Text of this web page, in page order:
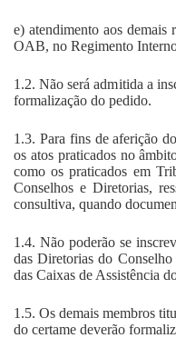
e) atendimento aos
OAB, no Regimento
1.2. Não será admitida a
formalização do pedido.
1.3. Para fins de aferição
os atos praticados no
como os praticados em
Conselhos e Diretorias,
consultiva, quando
1.4. Não poderão se
das Diretorias do
das Caixas de Assistência
1.5. Os demais membros
do certame deverão